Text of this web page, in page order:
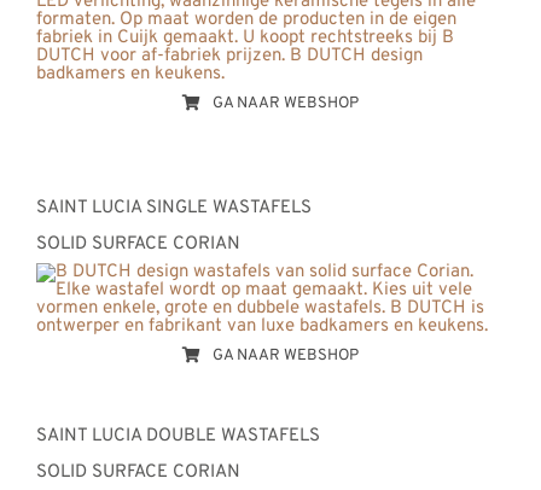
GA NAAR WEBSHOP
SAINT LUCIA SINGLE WASTAFELS
SOLID SURFACE CORIAN
GA NAAR WEBSHOP
SAINT LUCIA DOUBLE WASTAFELS
SOLID SURFACE CORIAN